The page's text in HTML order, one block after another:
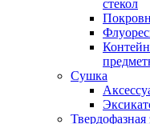
стекол
Сушка
Твердофазная